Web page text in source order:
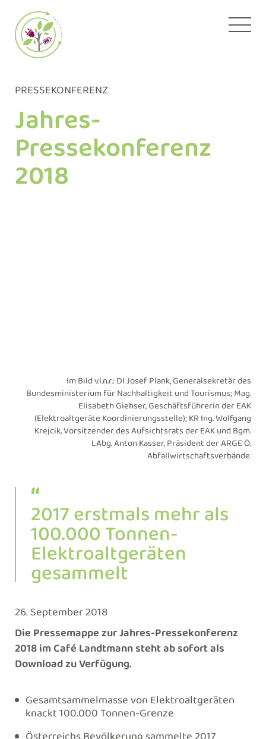
Inhalt
springen
PRESSEKONFERENZ
Jahres-
Pressekonferenz
2018
26. September 2018
Die Pressemappe zur Jahres-Pressekonferenz
2018 im Café Landtmann steht ab sofort als
Download zu Verfügung.
Gesamtsammelmasse von Elektroaltgeräten
knackt 100.000 Tonnen-Grenze
Österreichs Bevölkerung sammelte 2017
Im Bild v.l.n.r.: DI Josef Plank, Generalsekretär des
Bundesministerium für Nachhaltigkeit und Tourismus; Mag.
Elisabeth Giehser, Geschäftsführerin der EAK
(Elektroaltgeräte Koordinierungsstelle); KR Ing. Wolfgang
Krejcik, Vorsitzender des Aufsichtsrats der EAK und Bgm.
LAbg. Anton Kasser, Präsident der ARGE Ö.
Abfallwirtschaftsverbände.
2017 erstmals mehr als
100.000 Tonnen-
Elektroaltgeräten
gesammelt